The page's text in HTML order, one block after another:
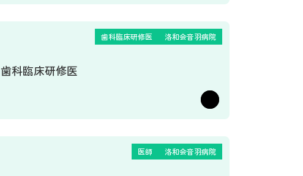
歯科臨床研修医 洛和会音羽病院
歯科臨床研修医
医師 洛和会音羽病院